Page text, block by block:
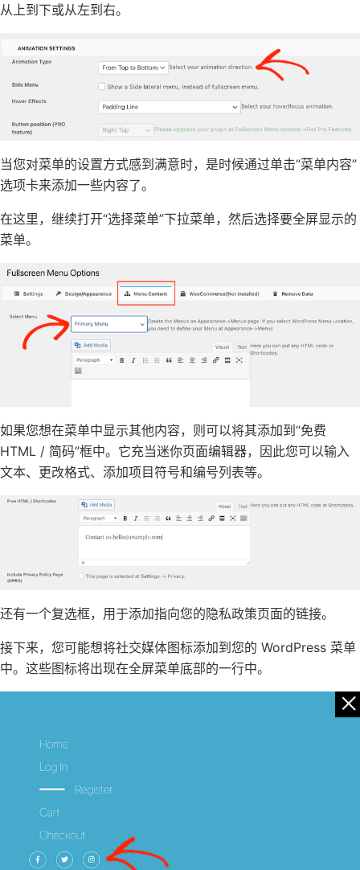
从上到下或从左到右。
当您对菜单的设置方式感到满意时，是时候通过单击“菜单内容”
选项卡来添加一些内容了。
在这里，继续打开“选择菜单”下拉菜单，然后选择要全屏显示的
菜单。
如果您想在菜单中显示其他内容，则可以将其添加到“免费
HTML / 简码”框中。它充当迷你页面编辑器，因此您可以输入
文本、更改格式、 添加项目符号和编号列表等。
还有一个复选框，用于添加指向您的隐私政策页面的链接。
接下来，您可能想将社交媒体图标添加到您的 WordPress 菜单
中。这些图标将出现在全屏菜单底部的一行中。